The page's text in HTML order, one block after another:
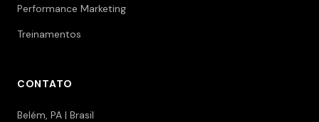
Performance Marketing
Treinamentos
CONTATO
Belém, PA | Brasil